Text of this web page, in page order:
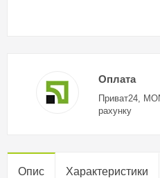
Оплата
Приват24,
рахунку
Опис Характеристики